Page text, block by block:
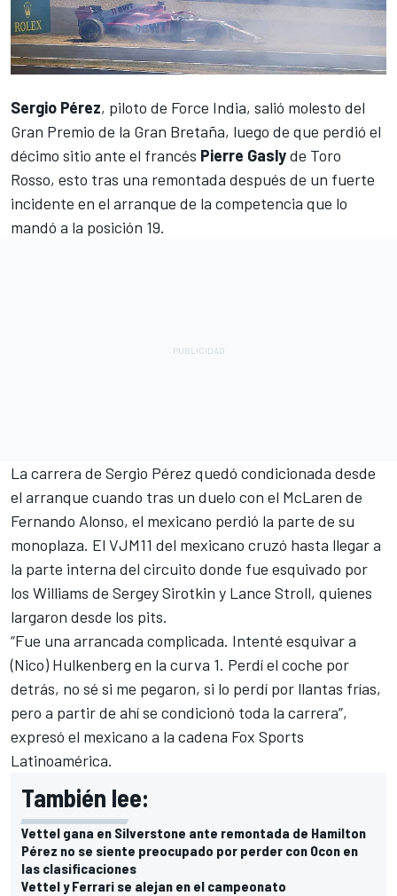
Sergio Pérez, piloto de Force India, salió molesto del
Gran Premio de la Gran Bretaña, luego de que perdió el
décimo sitio ante el francés Pierre Gaslyde Toro
Rosso, esto tras una remontada después de un fuerte
incidente en el arranque de la competencia que lo
mandó a la posición 19.
La carrera de Sergio Pérez quedó condicionada desde
el arranque cuando tras un duelo con el McLaren de
Fernando Alonso, el mexicano perdió la parte de su
monoplaza. El VJM11 del mexicano cruzó hasta llegar a
la parte interna del circuito donde fue esquivado por
los Williams de Sergey Sirotkin y Lance Stroll, quienes
largaron desde los pits.
“Fue una arrancada complicada. Intenté esquivar a
(Nico) Hulkenberg en la curva 1. Perdí el coche por
detrás, no sé si me pegaron, si lo perdí por llantas frías,
pero a partir de ahí se condicionó toda la carrera”,
expresó el mexicano a la cadena Fox Sports
Latinoamérica.
También lee:
Vettel gana en Silverstone ante remontada de Hamilton
Pérez no se siente preocupado por perder con Ocon en
las clasificaciones
Vettel y Ferrari se alejan en el campeonato